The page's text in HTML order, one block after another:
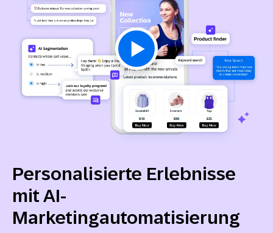
Personalisierte Erlebnisse
mit AI-
Marketingautomatisierung